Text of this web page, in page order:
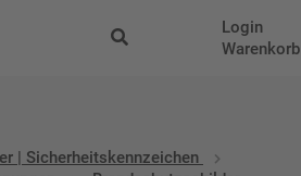
Login
Warenkorb
| Sicherheitskennzeichen